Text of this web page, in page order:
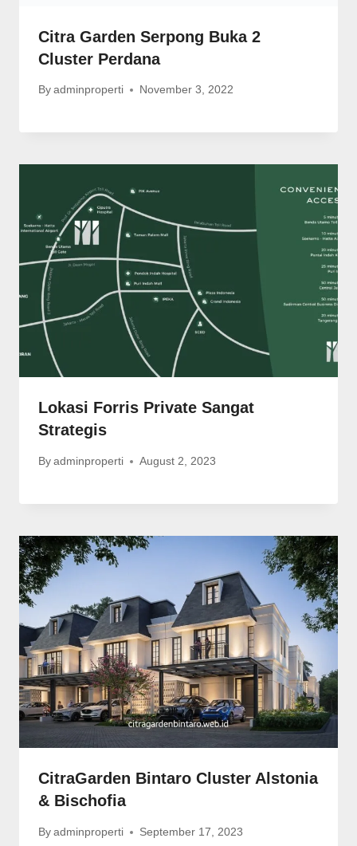
Citra Garden Serpong Buka 2
Cluster Perdana
By adminproperti November 3, 2022
Lokasi Forris Private Sangat
Strategis
By adminproperti August 2, 2023
CitraGarden Bintaro Cluster Alstonia
& Bischofia
By adminproperti September 17, 2023